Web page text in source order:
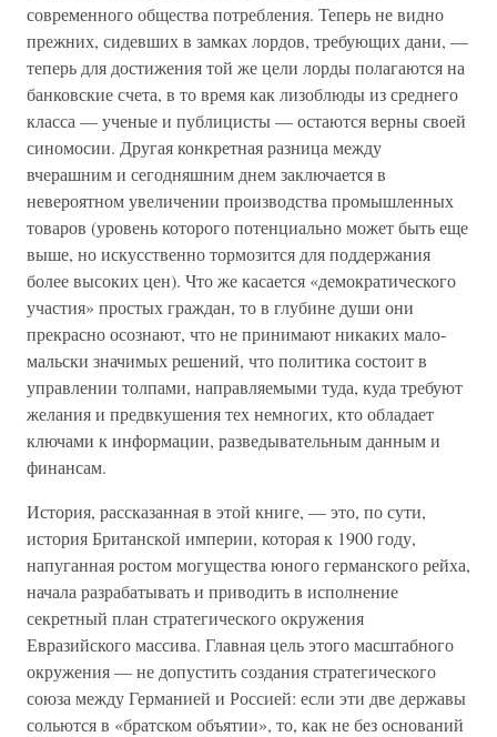
современного общества потребления. Теперь не видно
прежних, сидевших в замках лордов, требующих дани, —
теперь для достижения той же цели лорды полагаются на
банковские счета, в то время как лизоблюды из среднего
класса — ученые и публицисты — остаются верны своей
синомосии. Другая конкретная разница между
вчерашним и сегодняшним днем заключается в
невероятном увеличении производства промышленных
товаров (уровень которого потенциально может быть еще
выше, но искусственно тормозится для поддержания
более высоких цен). Что же касается «демократического
участия» простых граждан, то в глубине души они
прекрасно осознают, что не принимают никаких мало-
мальски значимых решений, что политика состоит в
управлении толпами, направляемыми туда, куда требуют
желания и предвкушения тех немногих, кто обладает
ключами к информации, разведывательным данным и
финансам.
История, рассказанная в этой книге, — это, по сути,
история Британской империи, которая к 1900 году,
напуганная ростом могущества юного германского рейха,
начала разрабатывать и приводить в исполнение
секретный план стратегического окружения
Евразийского массива. Главная цель этого масштабного
окружения — не допустить создания стратегического
союза между Германией и Россией: если эти две державы
сольются в «братском объятии», то, как не без оснований